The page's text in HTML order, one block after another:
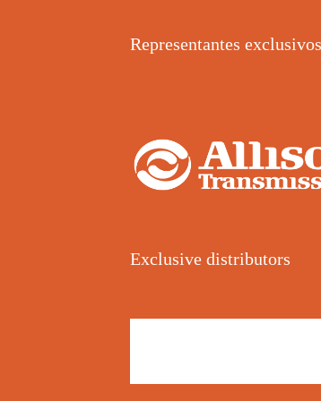
Representantes exclusivos
Exclusive distributors